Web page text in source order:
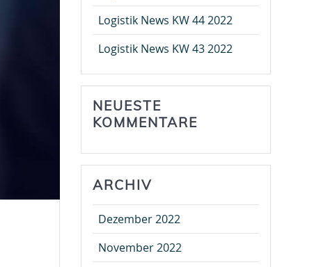
Logistik News KW 44 2022
Logistik News KW 43 2022
NEUESTE
KOMMENTARE
ARCHIV
Dezember 2022
November 2022